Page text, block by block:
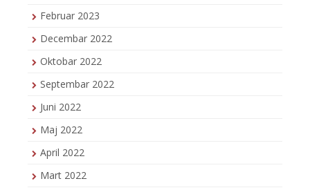
Februar 2023
Decembar 2022
Oktobar 2022
Septembar 2022
Juni 2022
Maj 2022
April 2022
Mart 2022